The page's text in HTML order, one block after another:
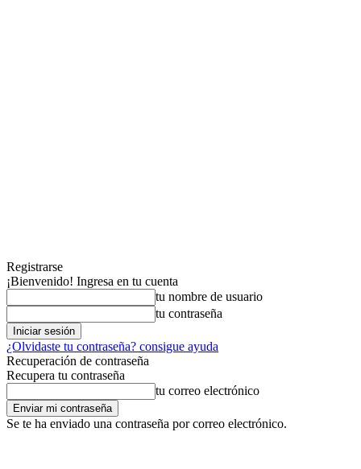
Registrarse
¡Bienvenido! Ingresa en tu cuenta
tu nombre de usuario
tu contraseña
¿Olvidaste tu contraseña? consigue ayuda
Recuperación de contraseña
Recupera tu contraseña
tu correo electrónico
Se te ha enviado una contraseña por correo electrónico.